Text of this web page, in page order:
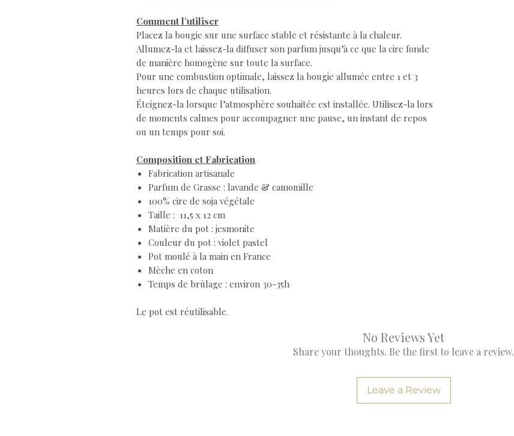
Comment l’utiliser
Placez la bougie sur une surface stable et résistante à la chaleur.
Allumez-la et laissez-la diffuser son parfum jusqu’à ce que la cire fonde
de manière homogène sur toute la surface.
Pour une combustion optimale, laissez la bougie allumée entre 1 et 3
heures lors de chaque utilisation.
Éteignez-la lorsque l’atmosphère souhaitée est installée. Utilisez-la lors
de moments calmes pour accompagner une pause, un instant de repos
ou un temps pour soi.
Composition et Fabrication
Fabrication artisanale
Parfum de Grasse : lavande & camomille
100% cire de soja végétale
Taille : 11,5 x 12 cm
Matière du pot : jesmonite
Couleur du pot : violet pastel
Pot moulé à la main en France
Mèche en coton
Temps de brûlage : environ 30-35h
Le pot est réutilisable.
No Reviews Yet
Share your thoughts. Be the first to leave a review.
Leave a Review